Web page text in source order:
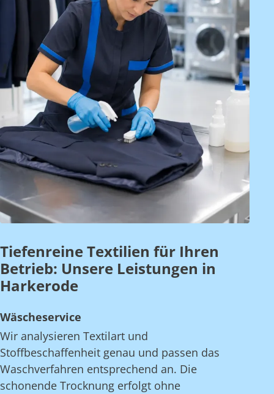
Tiefenreine Textilien für Ihren
Betrieb: Unsere Leistungen in
Harkerode
Wäscheservice
Wir analysieren Textilart und
Stoffbeschaffenheit genau und passen das
Waschverfahren entsprechend an. Die
schonende Trocknung erfolgt ohne